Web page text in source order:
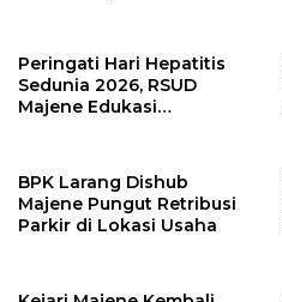
Peringati Hari Hepatitis
Sedunia 2026, RSUD
Majene Edukasi
Pencegahan Hepatitis
BPK Larang Dishub
Majene Pungut Retribusi
Parkir di Lokasi Usaha